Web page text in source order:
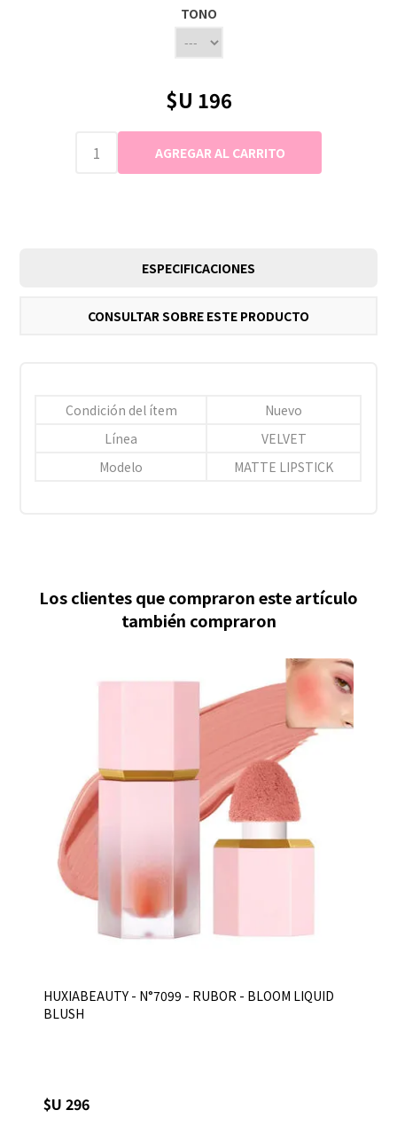
TONO
$U 196
ESPECIFICACIONES
CONSULTAR SOBRE ESTE PRODUCTO
Condición del ítem
Nuevo
Línea
VELVET
Modelo
MATTE LIPSTICK
Los clientes que compraron este artículo
también compraron
HUXIABEAUTY - N°7099 - RUBOR - BLOOM LIQUID
BLUSH
$U 296